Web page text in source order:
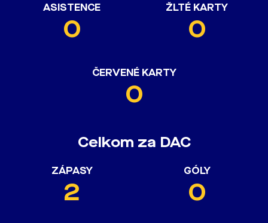
ASISTENCE
0
ŽLTÉ KARTY
0
ČERVENÉ KARTY
0
Celkom za DAC
ZÁPASY
2
GÓLY
0